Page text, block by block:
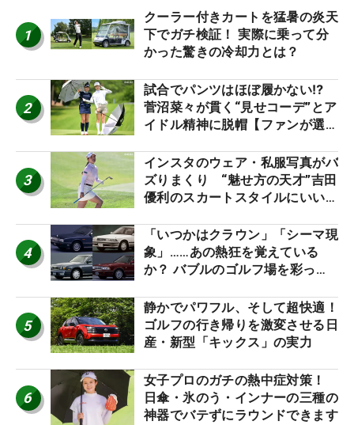
1
クーラー付きカートを猛暑の炎天
下でガチ検証！ 実際に乗って分
かった驚きの冷却力とは？
2
試合でパンツはほぼ履かない⁉
菅沼菜々が貫く“見せコーデ”とア
イドル精神に脱帽【ファンが選ぶ
3
インスタのウェア・私服写真がバ
ズりまくり “魅せ方の天才”吉田
優利のスカートスタイルにいい
4
「いつかはクラウン」「シーマ現
象」……あの熱狂を覚えている
か？ バブルのゴルフ場を彩った
5
静かでパワフル、そして超快適！
ゴルフの行き帰りを激変させる日
産・新型「キックス」の実力
6
女子プロのガチの熱中症対策！
日傘・氷のう・インナーの三種の
神器でバテずにラウンドできます